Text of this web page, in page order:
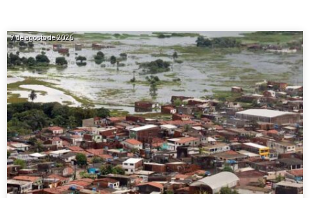
7 de agosto de 2026